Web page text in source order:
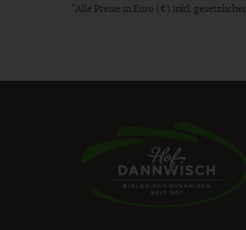
*Alle Preise in Euro (€) inkl.